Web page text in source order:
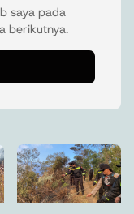
saya pada
berikutnya.